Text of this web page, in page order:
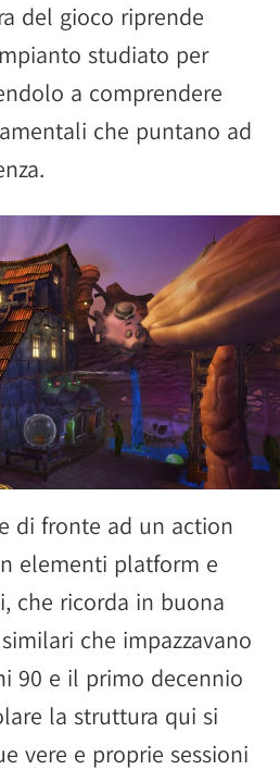
del gioco riprende
studiato per
a comprendere
che puntano ad
di fronte ad un action
elementi platform e
che ricorda in buona
che impazzavano
90 e il primo decennio
la struttura qui si
vere e proprie sessioni